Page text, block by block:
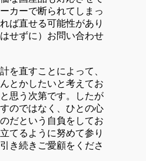
カーで断られてしまっ
ば直せる可能性があり
せずに）お問い合わせ
を直すことによって、
とかしたいと考えてお
思う次第です。したが
のではなく、ひとの心
だという自負をしてお
てるように努めて参り
き続きご愛顧をくださ